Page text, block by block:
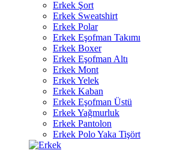
Erkek Şort
Erkek Sweatshirt
Erkek Polar
Erkek Eşofman Takımı
Erkek Boxer
Erkek Eşofman Altı
Erkek Mont
Erkek Yelek
Erkek Kaban
Erkek Eşofman Üstü
Erkek Yağmurluk
Erkek Pantolon
Erkek Polo Yaka Tişört